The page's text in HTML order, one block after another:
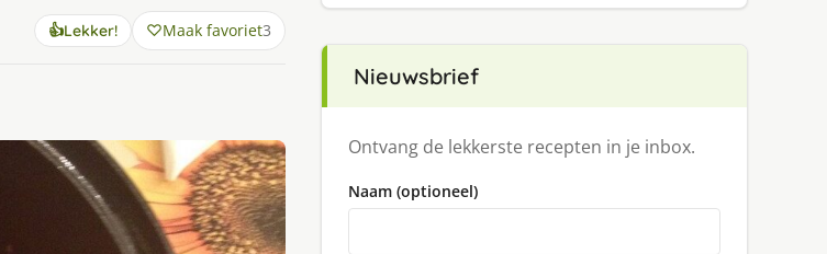
👍Lekker! Maak favoriet3
Nieuwsbrief
Ontvang de lekkerste recepten in je inbox.
Naam (optioneel)